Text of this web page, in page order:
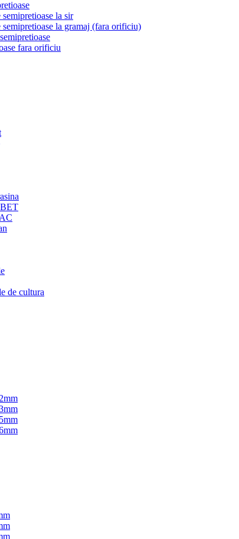
la sir
semipretioase la gramaj (fara orificiu)
fara orificiu
de cultura